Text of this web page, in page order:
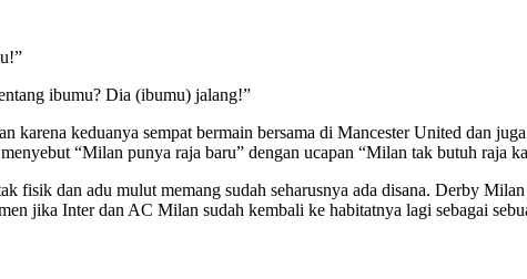
ibumu? Dia (ibumu) jalang!”
karena keduanya sempat bermain bersama di Mancester United dan
“Milan punya raja baru” dengan ucapan “Milan tak butuh raja
fisik dan adu mulut memang sudah seharusnya ada disana. Derby
jika Inter dan AC Milan sudah kembali ke habitatnya lagi sebagai